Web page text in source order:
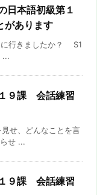
日本語初級第１
あります
に行きましたか？ S1
...
９課 会話練習
せ、どんなことを言
せ ...
９課 会話練習